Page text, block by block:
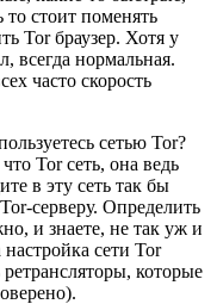
стоит поменять
Tor браузер. Хотя у
всегда нормальная.
часто скорость
сетью Tor?
Tor сеть, она ведь
в эту сеть так бы
серверу. Определить
и знаете, не так уж и
сети Tor
которые